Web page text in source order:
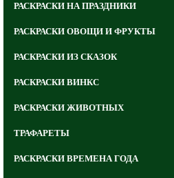
РАСКРАСКИ НА ПРАЗДНИКИ
РАСКРАСКИ ОВОЩИ И ФРУКТЫ
РАСКРАСКИ ИЗ СКАЗОК
РАСКРАСКИ ВИНКС
РАСКРАСКИ ЖИВОТНЫХ
ТРАФАРЕТЫ
РАСКРАСКИ ВРЕМЕНА ГОДА